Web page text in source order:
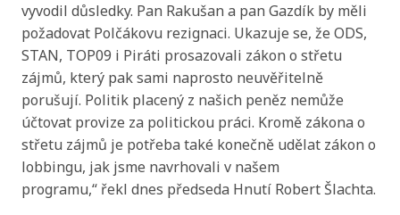
vyvodil důsledky. Pan Rakušan a pan Gazdík by měli
požadovat Polčákovu rezignaci. Ukazuje se, že ODS,
STAN, TOP09 i Piráti prosazovali zákon o střetu
zájmů, který pak sami naprosto neuvěřitelně
porušují. Politik placený z našich peněz nemůže
účtovat provize za politickou práci. Kromě zákona o
střetu zájmů je potřeba také konečně udělat zákon o
lobbingu, jak jsme navrhovali v našem
programu,“ řekl dnes předseda Hnutí Robert Šlachta.